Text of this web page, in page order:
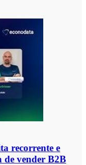
recorrente e
de vender B2B